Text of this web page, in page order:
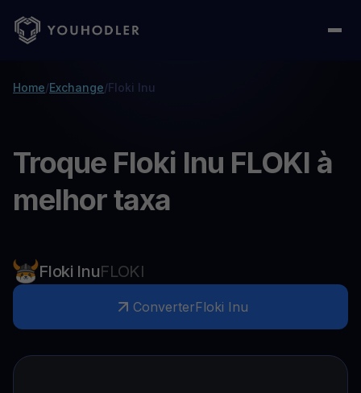
Home/Exchange/Floki Inu
Troque Floki Inu FLOKI à
melhor taxa
Floki InuFLOKI
ConverterFloki Inu